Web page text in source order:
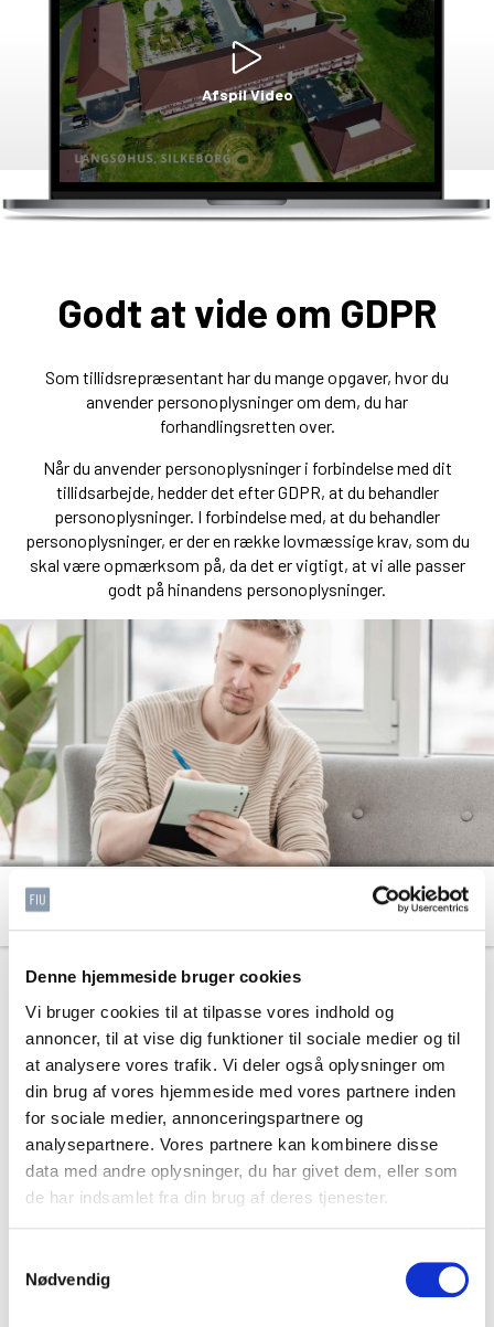
Denne hjemmeside bruger cookies
Vi bruger cookies til at tilpasse vores indhold og
annoncer, til at vise dig funktioner til sociale medier og til
at analysere vores trafik. Vi deler også oplysninger om
din brug af vores hjemmeside med vores partnere inden
for sociale medier, annonceringspartnere og
analysepartnere. Vores partnere kan kombinere disse
data med andre oplysninger, du har givet dem, eller som
de har indsamlet fra din brug af deres tjenester.
Nødvendig
Afspil Video
Godt at vide om GDPR
Som tillidsrepræsentant har du mange opgaver, hvor du
anvender personoplysninger om dem, du har
forhandlingsretten over.
Når du anvender personoplysninger i forbindelse med dit
tillidsarbejde, hedder det efter GDPR, at du behandler
personoplysninger. I forbindelse med, at du behandler
personoplysninger, er der en række lovmæssige krav, som du
skal være opmærksom på, da det er vigtigt, at vi alle passer
godt på hinandens personoplysninger.
Hvad er personoplysninger
Personoplysninger er de oplysninger, der kan være med til
at identificere en specifik person.
Personoplysninger er bl.a. navn, adresse, telefonnummer,
e-mail, alder, køn, arbejdsfunktion, titel, uddannelse og
arbejdsplads. Personoplysninger er ligeledes oplysning
om medlemskab af en fagforening eller oplysning om
helbred, seksualitet eller etnisk oprindelse.
Udover at kende til forskellige personoplysninger skal du